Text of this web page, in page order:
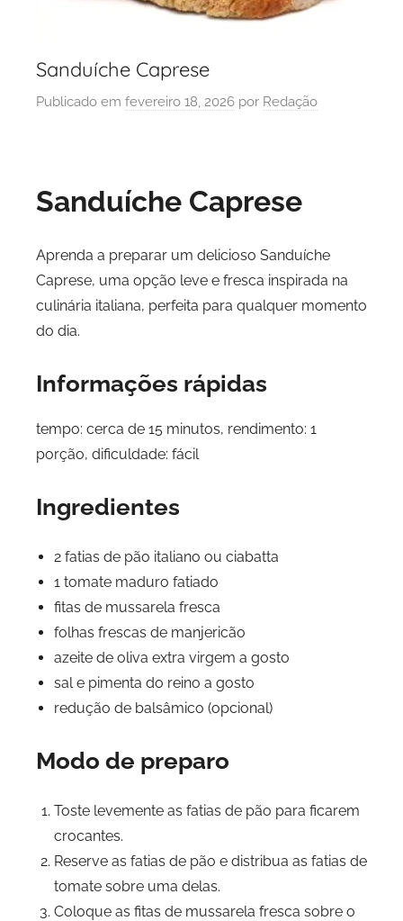
Sanduíche Caprese
Publicado em fevereiro 18, 2026 por Redação
Sanduíche Caprese
Aprenda a preparar um delicioso Sanduíche
Caprese, uma opção leve e fresca inspirada na
culinária italiana, perfeita para qualquer momento
do dia.
Informações rápidas
tempo: cerca de 15 minutos, rendimento: 1
porção, dificuldade: fácil
Ingredientes
2 fatias de pão italiano ou ciabatta
1 tomate maduro fatiado
fitas de mussarela fresca
folhas frescas de manjericão
azeite de oliva extra virgem a gosto
sal e pimenta do reino a gosto
redução de balsâmico (opcional)
Modo de preparo
Toste levemente as fatias de pão para ficarem
crocantes.
Reserve as fatias de pão e distribua as fatias de
tomate sobre uma delas.
Coloque as fitas de mussarela fresca sobre o